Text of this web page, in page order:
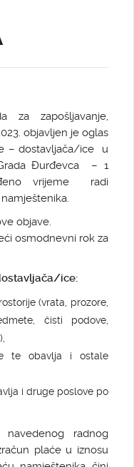
za zapošljavanje,
objavljen je oglas
– dostavljača/ice u
Đurđevca – 1
vrijeme radi
objave.
osmodnevni rok za
ice:
(vrata, prozore,
čisti podove,
te obavlja i ostale
i druge poslove po
navedenog radnog
plaće u iznosu